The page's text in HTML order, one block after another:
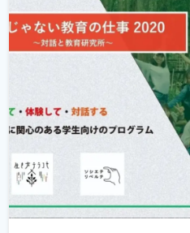
新型コロナウィルスの拡大に